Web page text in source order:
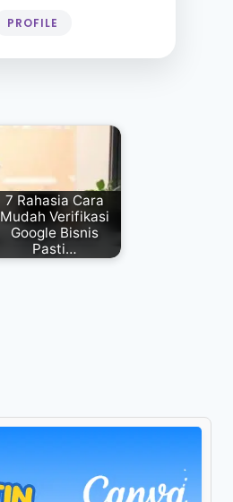
PROFILE
7 Rahasia Cara
Mudah Verifikasi
Google Bisnis
Pasti…